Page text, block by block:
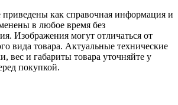
как справочная информация и
в любое время без
Изображения могут отличаться от
вида товара. Актуальные технические
вес и габариты товара уточняйте у
покупкой.